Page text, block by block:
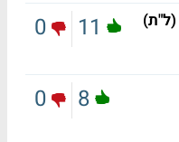
11
0
8
0